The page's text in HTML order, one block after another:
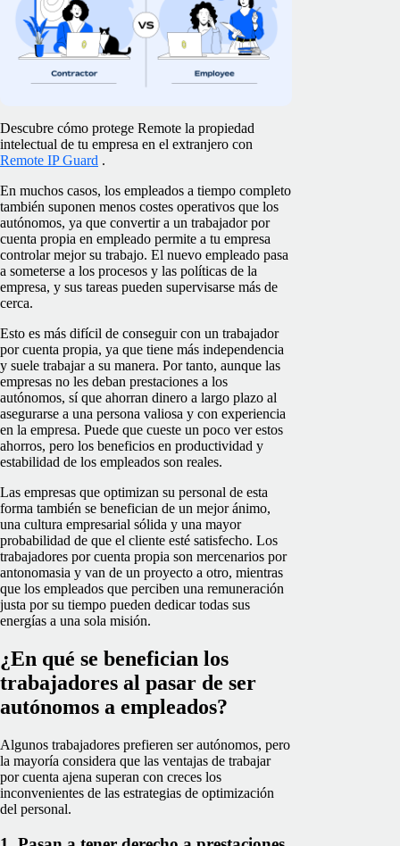
Descubre cómo protege Remote la propiedad
intelectual de tu empresa en el extranjero con
Remote IP Guard .
En muchos casos, los empleados a tiempo completo
también suponen menos costes operativos que los
autónomos, ya que convertir a un trabajador por
cuenta propia en empleado permite a tu empresa
controlar mejor su trabajo. El nuevo empleado pasa
a someterse a los procesos y las políticas de la
empresa, y sus tareas pueden supervisarse más de
cerca.
Esto es más difícil de conseguir con un trabajador
por cuenta propia, ya que tiene más independencia
y suele trabajar a su manera. Por tanto, aunque las
empresas no les deban prestaciones a los
autónomos, sí que ahorran dinero a largo plazo al
asegurarse a una persona valiosa y con experiencia
en la empresa. Puede que cueste un poco ver estos
ahorros, pero los beneficios en productividad y
estabilidad de los empleados son reales.
Las empresas que optimizan su personal de esta
forma también se benefician de un mejor ánimo,
una cultura empresarial sólida y una mayor
probabilidad de que el cliente esté satisfecho. Los
trabajadores por cuenta propia son mercenarios por
antonomasia y van de un proyecto a otro, mientras
que los empleados que perciben una remuneración
justa por su tiempo pueden dedicar todas sus
energías a una sola misión.
¿En qué se benefician los
trabajadores al pasar de ser
autónomos a empleados?
Algunos trabajadores prefieren ser autónomos, pero
la mayoría considera que las ventajas de trabajar
por cuenta ajena superan con creces los
inconvenientes de las estrategias de optimización
del personal.